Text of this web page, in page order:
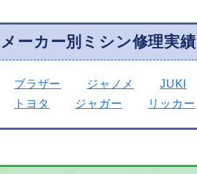
メーカー別ミシン修理実績
ブラザー ジャノメ JUKI
トヨタ
ジャガー リッカー